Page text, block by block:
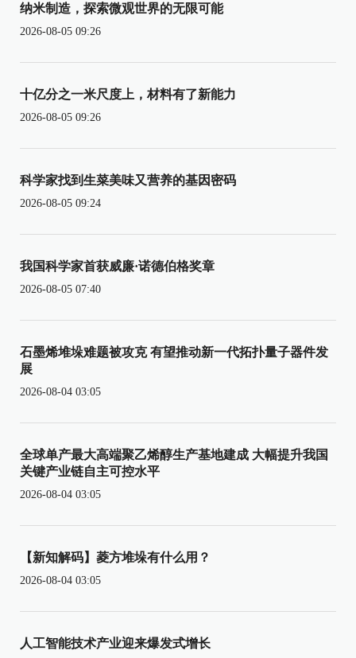
纳米制造，探索微观世界的无限可能
2026-08-05 09:26
十亿分之一米尺度上，材料有了新能力
2026-08-05 09:26
科学家找到生菜美味又营养的基因密码
2026-08-05 09:24
我国科学家首获威廉·诺德伯格奖章
2026-08-05 07:40
石墨烯堆垛难题被攻克 有望推动新一代拓扑量子器件发
展
2026-08-04 03:05
全球单产最大高端聚乙烯醇生产基地建成 大幅提升我国
关键产业链自主可控水平
2026-08-04 03:05
【新知解码】菱方堆垛有什么用？
2026-08-04 03:05
人工智能技术产业迎来爆发式增长